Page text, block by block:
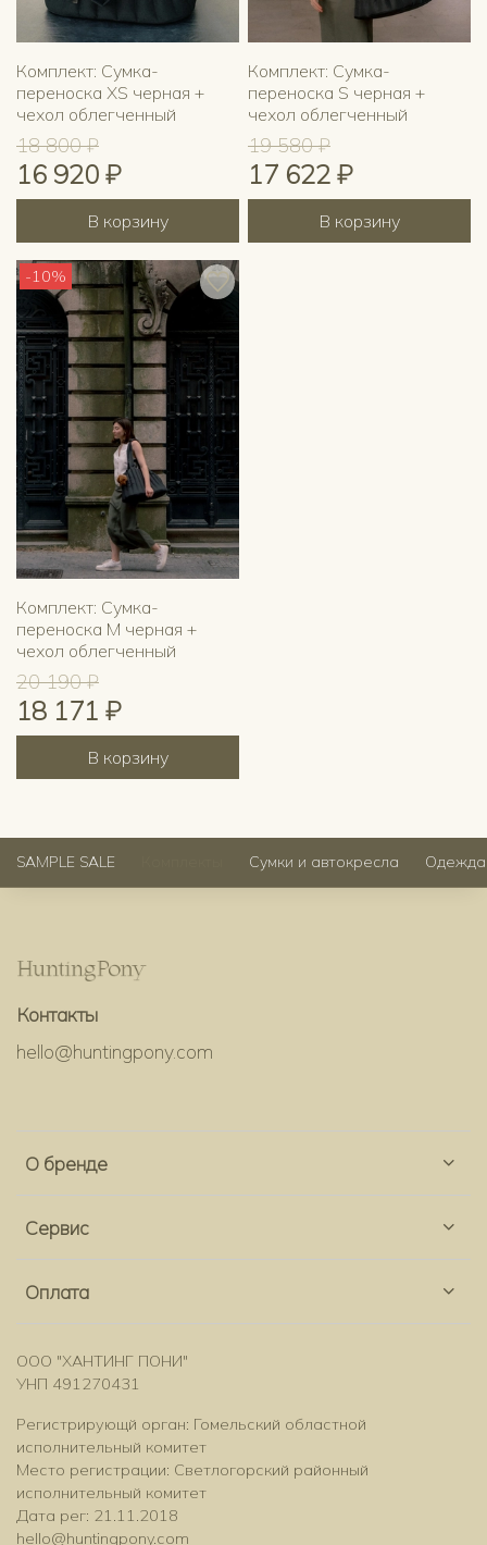
Комплект: Сумка-
переноска XS черная +
чехол облегченный
18 800 ₽
16 920 ₽
В корзину
Комплект: Сумка-
переноска S черная +
чехол облегченный
19 580 ₽
17 622 ₽
В корзину
-10%
Комплект: Сумка-
переноска M черная +
чехол облегченный
20 190 ₽
18 171 ₽
В корзину
SAMPLE SALE Сумки и автокресла Одежда
О бренде
Сервис
Оплата
Контакты
hello@huntingpony.com
ООО "ХАНТИНГ ПОНИ"
УНП 491270431
Регистрирующй орган: Гомельский областной
исполнительный комитет
Место регистрации: Светлогорский районный
исполнительный комитет
Дата рег: 21.11.2018
hello@huntingpony.com